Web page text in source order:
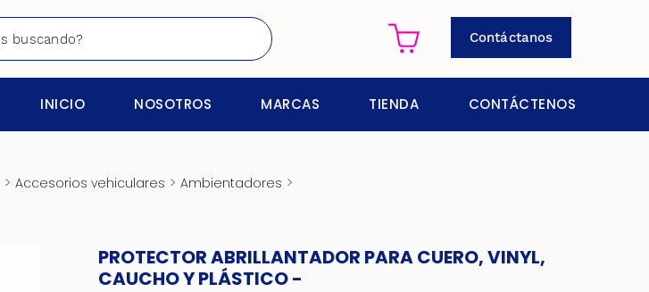
Contáctanos
INICIO NOSOTROS MARCAS TIENDA CONTÁCTENOS
> Accesorios vehiculares > Ambientadores >
PROTECTOR ABRILLANTADOR PARA CUERO, VINYL,
CAUCHO Y PLÁSTICO -